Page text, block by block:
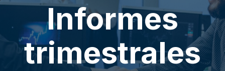
Informes
trimestrales